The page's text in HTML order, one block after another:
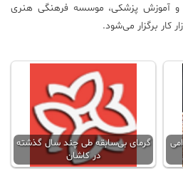
و آموزش پزشکی، موسسه فرهنگی هنری
کار برگزار می‌شود.
گرمای بی‌سابقه طی چند سال گذشته
در کاشان